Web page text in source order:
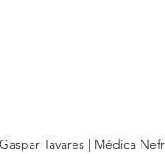
Tavares | Médica